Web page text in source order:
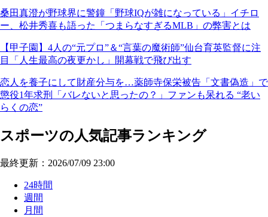
桑田真澄が野球界に警鐘「野球IQが雑になっている」イチロ
ー、松井秀喜も語った「つまらなすぎるMLB」の弊害とは
【甲子園】4人の“元プロ”＆“言葉の魔術師”仙台育英監督に注
目「人生最高の夜更かし」開幕戦で飛び出す
恋人を養子にして財産分与を…薬師寺保栄被告「文書偽造」で
懲役1年求刑「バレないと思ったの？」ファンも呆れる “老い
らくの恋”
スポーツの人気記事ランキング
最終更新：2026/07/09 23:00
24時間
週間
月間